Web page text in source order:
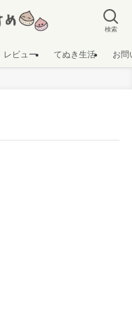
検索
レビュー てぬき生活 お問